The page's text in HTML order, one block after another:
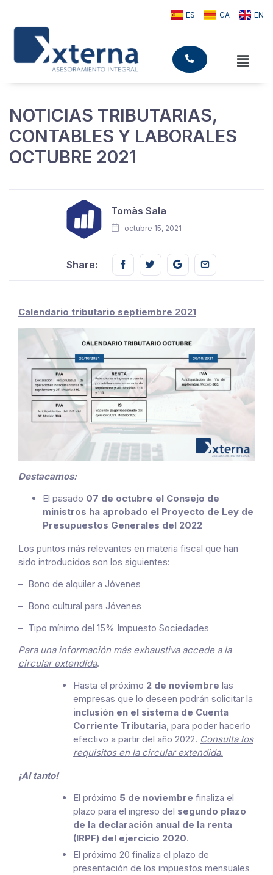
ES CA EN
NOTICIAS TRIBUTARIAS,
CONTABLES Y LABORALES
OCTUBRE 2021
Tomàs Sala
octubre 15, 2021
Share: Share this on FaceBook
Share this on Twitter
Share this on GMail
Share this on
Calendario tributario septiembre 2021
Destacamos:
El pasado 07 de octubre el Consejo de
ministros ha aprobado el Proyecto de Ley de
Presupuestos Generales del 2022
Los puntos más relevantes en materia fiscal que han
sido introducidos son los siguientes:
– Bono de alquiler a Jóvenes
– Bono cultural para Jóvenes
– Tipo mínimo del 15% Impuesto Sociedades
Para una información más exhaustiva accede a la
circular extendida.
Hasta el próximo 2 de noviembre las
empresas que lo deseen podrán solicitar la
inclusión en el sistema de Cuenta
Corriente Tributaria, para poder hacerlo
efectivo a partir del año 2022. Consulta los
requisitos en la circular extendida.
¡Al tanto!
El próximo 5 de noviembre finaliza el
plazo para el ingreso del segundo plazo
de la declaración anual de la renta
(IRPF) del ejercicio 2020.
El próximo 20 finaliza el plazo de
presentación de los impuestos mensuales